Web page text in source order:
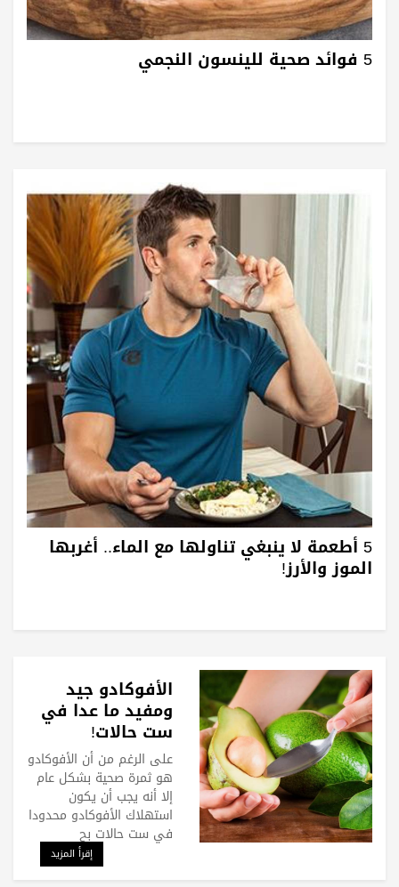
5 فوائد صحية للينسون النجمي
5 أطعمة لا ينبغي تناولها مع الماء.. أغربها
الموز والأرز!
الأفوكادو جيد
ومفيد ما عدا في
ست حالات!
على الرغم من أن الأفوكادو
هو ثمرة صحية بشكل عام
إلا أنه يجب أن يكون
استهلاك الأفوكادو محدودا
في ست حالات بح
إقرأ المزيد